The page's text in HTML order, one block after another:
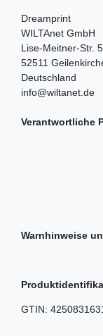
Dreamprint
WILTAnet GmbH
Lise-Meitner-Str. 5
52511
Deutschland
info@wiltanet.de
Verantwortliche
Warnhinweise
GTIN: